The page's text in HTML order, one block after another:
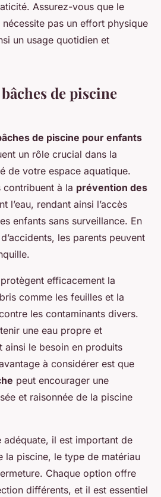
Assurez-vous que le
pas un effort physique
un usage quotidien et
de piscine
de piscine pour enfants
un rôle crucial dans la
de votre espace aquatique.
contribuent à la prévention des
l’eau, rendant ainsi l’accès
enfants sans surveillance. En
les parents peuvent
efficacement la
comme les feuilles et la
les contaminants divers.
une eau propre et
ainsi le besoin en produits
à considérer est que
peut encourager une
et raisonnée de la piscine
adéquate, il est important de
la piscine, le type de matériau
Chaque option offre
différents, et il est essentiel